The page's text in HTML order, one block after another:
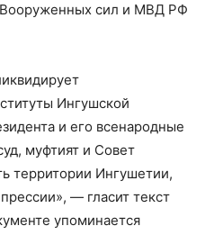
Вооруженных сил и МВД РФ
Ингушской
и его всенародные
муфтият и Совет
территории Ингушетии,
— гласит текст
упоминается